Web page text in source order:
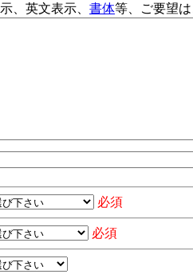
、英文表示、 書体等、ご要望
必須
必須